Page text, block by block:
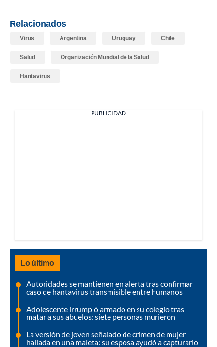
Relacionados
Virus Argentina Uruguay Chile
Salud Organización Mundial de la Salud
Hantavirus
PUBLICIDAD
Lo último
Autoridades se mantienen en alerta tras confirmar
caso de hantavirus transmisible entre humanos
Adolescente irrumpió armado en su colegio tras
matar a sus abuelos: siete personas murieron
La versión de joven señalado de crimen de mujer
hallada en una maleta: su esposa ayudó a capturarlo